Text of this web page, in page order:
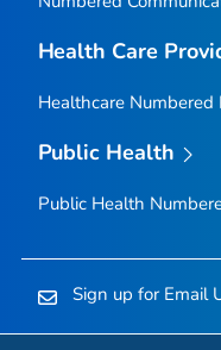
Health Care
Healthcare Numbered
Public Health
Public Health
Sign up for Email